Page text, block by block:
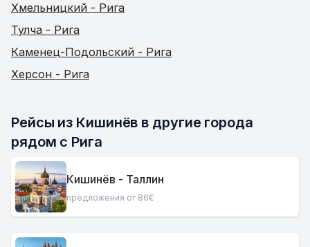
Хмельницкий - Рига
Тулча - Рига
Каменец-Подольский - Рига
Херсон - Рига
Рейсы из Кишинёв в другие города
рядом с Рига
Кишинёв - Таллин
предложения от 86€